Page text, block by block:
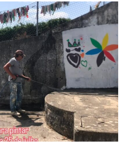
meses
online
Exclusivos para
anual
o plano